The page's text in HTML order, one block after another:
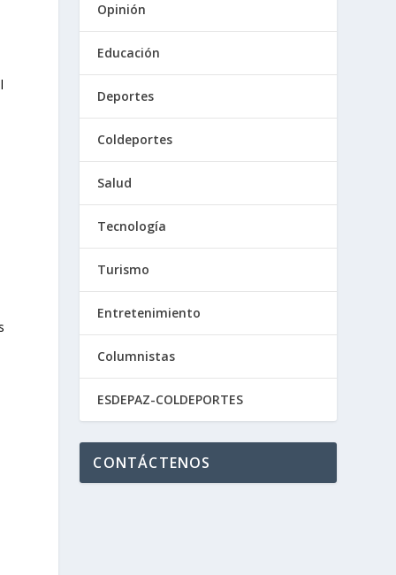
Opinión
Educación
Deportes
Coldeportes
Salud
Tecnología
Turismo
Entretenimiento
Columnistas
ESDEPAZ-COLDEPORTES
CONTÁCTENOS